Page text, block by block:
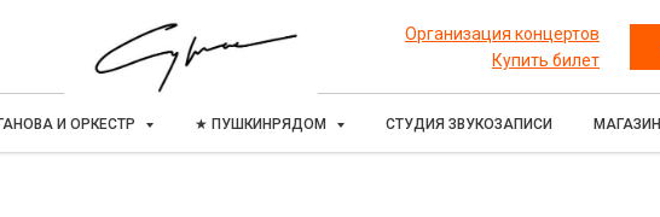
Организация концертов
Купить билет
И ОРКЕСТР ★ ПУШКИНРЯДОМ СТУДИЯ ЗВУКОЗАПИСИ МАГАЗИН